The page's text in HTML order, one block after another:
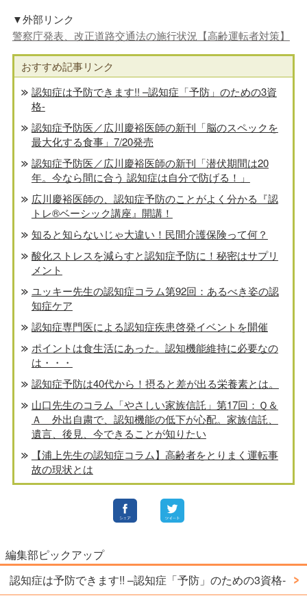
▼外部リンク
警察庁発表、改正道路交通法の施行状況【高齢運転者対策】
おすすめ記事リンク
認知症は予防できます!! –認知症「予防」のための3資
格-
認知症予防医／広川慶裕医師の新刊「脳のスペックを
最大化する食事」7/20発売
認知症予防医／広川慶裕医師の新刊「潜伏期間は20
年。今なら間に合う 認知症は自分で防げる！」
広川慶裕医師の、認知症予防のことがよく分かる『認
トレ®️ベーシック講座』開講！
知ると知らないじゃ大違い！民間介護保険って何？
酸化ストレスを減らすと認知症予防に！秘密はサプリ
メント
ユッキー先生の認知症コラム第92回：あるべき姿の認
知症ケア
認知症専門医による認知症疾患啓発イベントを開催
ポイントは食生活にあった。認知機能維持に必要なの
は・・・
認知症予防は40代から！摂ると差が出る栄養素とは。
山口先生のコラム「やさしい家族信託」第17回：Ｑ＆
Ａ 外出自粛で、認知機能の低下が心配。家族信託、
遺言、後見、今できることが知りたい
【浦上先生の認知症コラム】高齢者をとりまく運転事
故の現状とは
編集部ピックアップ
認知症は予防できます!! –認知症「予防」のための3資格-